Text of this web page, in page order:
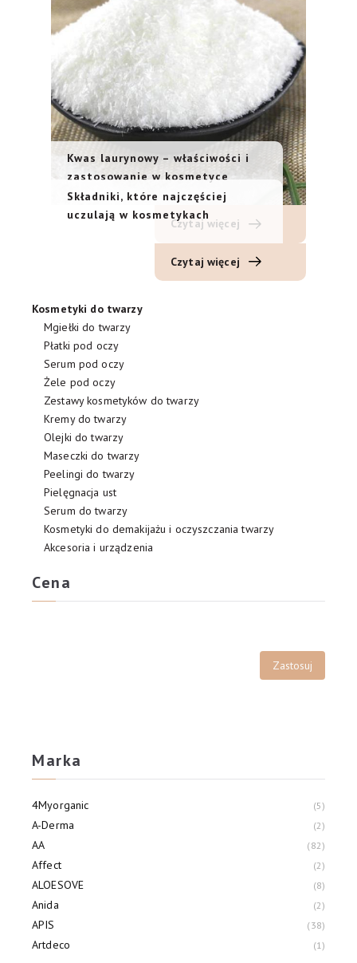
Kwas laurynowy – właściwości i
zastosowanie w kosmetyce
Czytaj więcej
Składniki, które najczęściej
uczulają w kosmetykach
Czytaj więcej
Kosmetyki do twarzy
Mgiełki do twarzy
Płatki pod oczy
Serum pod oczy
Żele pod oczy
Zestawy kosmetyków do twarzy
Kremy do twarzy
Olejki do twarzy
Maseczki do twarzy
Peelingi do twarzy
Pielęgnacja ust
Serum do twarzy
Kosmetyki do demakijażu i oczyszczania twarzy
Akcesoria i urządzenia
Cena
Marka
4Myorganic 5
A-Derma 2
AA 82
Affect 2
ALOESOVE 8
Anida 2
APIS 38
Artdeco 1